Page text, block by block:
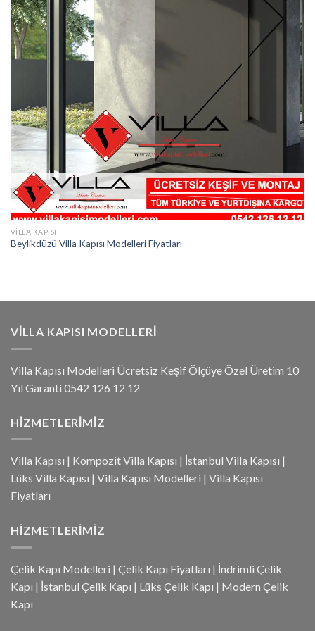
VILLA KAPISI
Beylikdüzü Villa Kapısı Modelleri Fiyatları
VILLA KAPISI MODELLERI
Villa Kapısı Modelleri Ücretsiz Keşif Ölçüye Özel Üretim 10
Yıl Garanti 0542 126 12 12
HIZMETLERIMIZ
Villa Kapısı | Kompozit Villa Kapısı | İstanbul Villa Kapısı |
Lüks Villa Kapısı | Villa Kapısı Modelleri | Villa Kapısı
Fiyatları
HIZMETLERIMIZ
Çelik Kapı Modelleri | Çelik Kapı Fiyatları | İndrimli Çelik
Kapı | İstanbul Çelik Kapı | Lüks Çelik Kapı | Modern Çelik
Kapı